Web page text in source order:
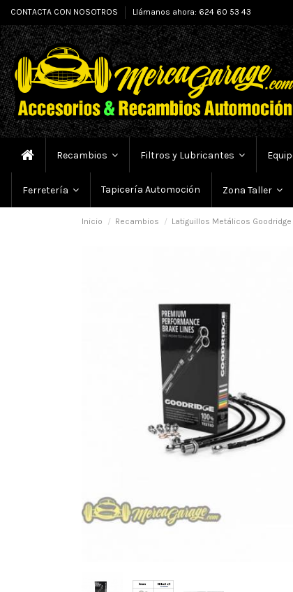
CONTACTA CON NOSOTROS Llámanos ahora: 624 60 53 43
Recambios Filtros y Lubricantes
Ferretería Tapicería Automoción Zona Taller
Inicio Recambios Latiguillos Metálicos Goodridge